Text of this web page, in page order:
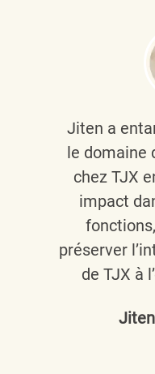
Jiten a
le domaine
chez TJX
impact
préserver
de TJX à
Jiten